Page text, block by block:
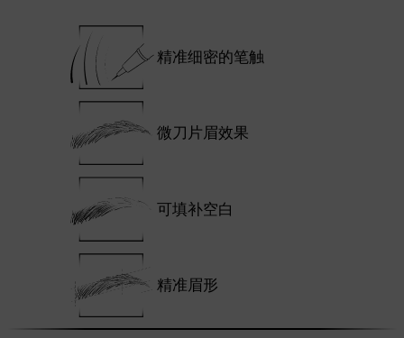
精准细密的笔触
微刀片眉效果
可填补空白
精准眉形